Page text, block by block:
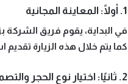
1. أولًا: المعاينة المجانية
في البداية، يقوم فريق الشركة
كما يتم خلال هذه الزيارة تقديم
2. ثانيًا: اختيار نوع الحجر والتصميم